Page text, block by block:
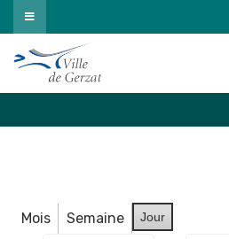
Passer
au
contenu
Mois Semaine Jour